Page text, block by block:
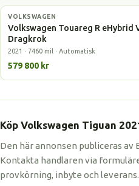
Laddhybrid
VOLKSWAGEN
Volkswagen Touareg R eHybrid
Dragkrok
2021 · 7460 mil · Automatisk
579 800 kr
Köp Volkswagen Tiguan
Den här annonsen publiceras av
Kontakta handlaren via
provkörning, inbyte och leverans.